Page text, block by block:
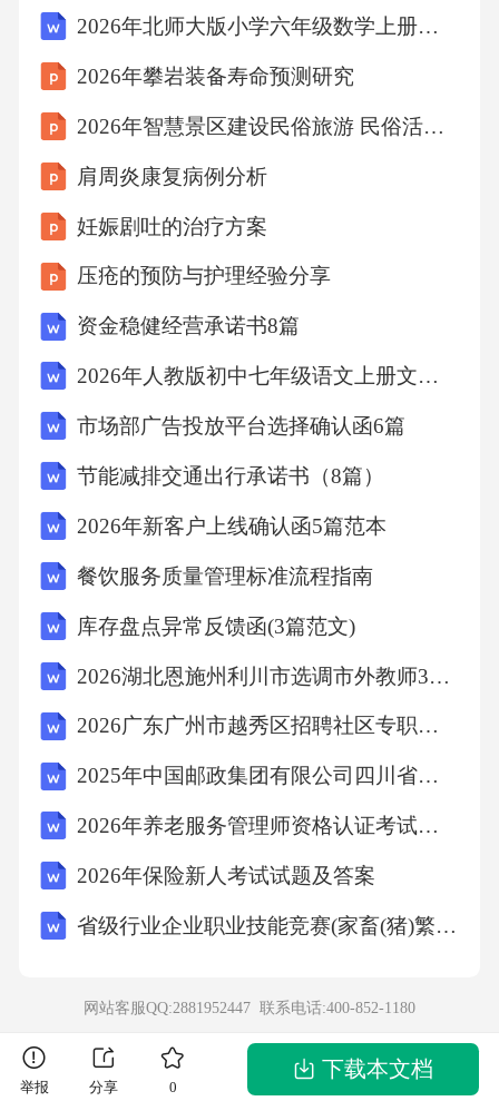
时间、测试覆盖率等多因子综合计算智能体类
历史数据大量的代码提交记录、构建日志、测
试结果超参数学习率、折扣因子、摸索率等评
价指标构建成功率、代码缺陷率、测试通过率
通过这种方式，基于强化学习的持续集成优化
能够实现自动化、智能化的CI流程优化，提升
软件开发的效率和质量。第三章自然语言处理
在开发协作中的角色3.1AI在代码文档生成中的
应用自然语言处理（NaturalLanguageProcessing,
在代码文档生成领域，AI显著提升了开发效率
与协作质量。传统代码文档的编写依赖于开发
人员的经验和时间，而AI驱动的代码文档生成
系统能够自动提取代码中的结构、注释、逻辑
关系，并将其转化为结构化、可读性强的文
档。基于深入学习的代码文档生成模型，如基
于Transformer架构的模型，能够理解代码片段
的语义并生成相应的文档。例如模型可识别函
成相应的注释或说明。这种自动化文档生成不
仅减少了开发人员的重复性工作，还提高了文
档的准确性和一致性。在实际应用中，AI代码
文档生成系统可集成到开发流程中，如在代码
从而实现更广泛的应用场景。3.2聊天促进团队
2026年北师大版小学六年级数学上册课时《分数的加减法》教案
2026年攀岩装备寿命预测研究
2026年智慧景区建设民俗旅游 民俗活动数字化服务与体验
肩周炎康复病例分析
妊娠剧吐的治疗方案
压疮的预防与护理经验分享
资金稳健经营承诺书8篇
2026年人教版初中七年级语文上册文言句子翻译卷含答案
市场部广告投放平台选择确认函6篇
节能减排交通出行承诺书（8篇）
2026年新客户上线确认函5篇范本
餐饮服务质量管理标准流程指南
库存盘点异常反馈函(3篇范文)
2026湖北恩施州利川市选调市外教师30人考前冲刺密卷附完整答案详解（全优）
2026广东广州市越秀区招聘社区专职工作人员46人考试参考题库及答案详解
2025年中国邮政集团有限公司四川省分公司春季招聘笔试历年参考题库附带答案详解
2026年养老服务管理师资格认证考试试题及答案解析
2026年保险新人考试试题及答案
省级行业企业职业技能竞赛(家畜(猪)繁殖员)考试题及答案考试题及答案(日照2025年)
网站客服QQ:2881952447 联系电话:400-852-1180
举报 分享 0
下载本文档